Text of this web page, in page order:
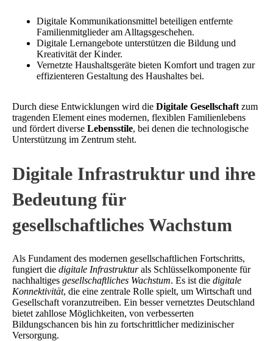
Digitale Kommunikationsmittel beteiligen entfernte
Familienmitglieder am Alltagsgeschehen.
Digitale Lernangebote unterstützen die Bildung und
Kreativität der Kinder.
Vernetzte Haushaltsgeräte bieten Komfort und tragen zur
effizienteren Gestaltung des Haushaltes bei.
Durch diese Entwicklungen wird die Digitale Gesellschaft zum
tragenden Element eines modernen, flexiblen Familienlebens
und fördert diverse Lebensstile, bei denen die technologische
Unterstützung im Zentrum steht.
Digitale Infrastruktur und ihre
Bedeutung für
gesellschaftliches Wachstum
Als Fundament des modernen gesellschaftlichen Fortschritts,
fungiert die digitale Infrastrukturals Schlüsselkomponente für
nachhaltiges gesellschaftliches Wachstum. Es ist die digitale
Konnektivität, die eine zentrale Rolle spielt, um Wirtschaft und
Gesellschaft voranzutreiben. Ein besser vernetztes Deutschland
bietet zahllose Möglichkeiten, von verbesserten
Bildungschancen bis hin zu fortschrittlicher medizinischer
Versorgung.